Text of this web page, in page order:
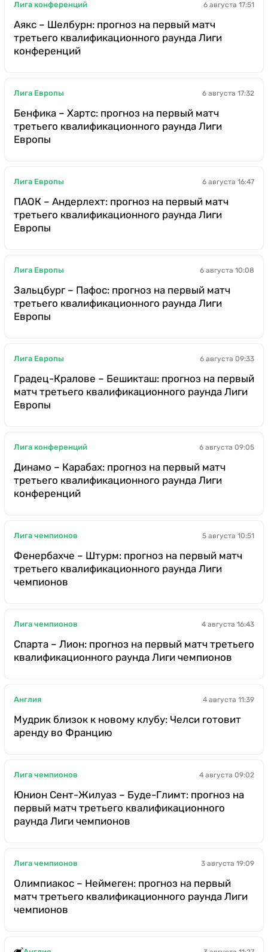
Лига конференций 6 августа 17:51
Аякс – Шелбурн: прогноз на первый матч
третьего квалификационного раунда Лиги
конференций
Лига Европы 6 августа 17:32
Бенфика – Хартс: прогноз на первый матч
третьего квалификационного раунда Лиги
Европы
Лига Европы 6 августа 16:47
ПАОК – Андерлехт: прогноз на первый матч
третьего квалификационного раунда Лиги
Европы
Лига Европы 6 августа 10:08
Зальцбург – Пафос: прогноз на первый матч
третьего квалификационного раунда Лиги
Европы
Лига Европы 6 августа 09:33
Градец-Кралове – Бешикташ: прогноз на первый
матч третьего квалификационного раунда Лиги
Европы
Лига конференций 6 августа 09:05
Динамо – Карабах: прогноз на первый матч
третьего квалификационного раунда Лиги
конференций
Лига чемпионов 5 августа 10:51
Фенербахче – Штурм: прогноз на первый матч
третьего квалификационного раунда Лиги
чемпионов
Лига чемпионов 4 августа 16:43
Спарта – Лион: прогноз на первый матч третьего
квалификационного раунда Лиги чемпионов
Англия 4 августа 11:39
Мудрик близок к новому клубу: Челси готовит
аренду во Францию
Лига чемпионов 4 августа 09:02
Юнион Сент-Жилуаз – Буде-Глимт: прогноз на
первый матч третьего квалификационного
раунда Лиги чемпионов
Лига чемпионов 3 августа 19:09
Олимпиакос – Неймеген: прогноз на первый
матч третьего квалификационного раунда Лиги
чемпионов